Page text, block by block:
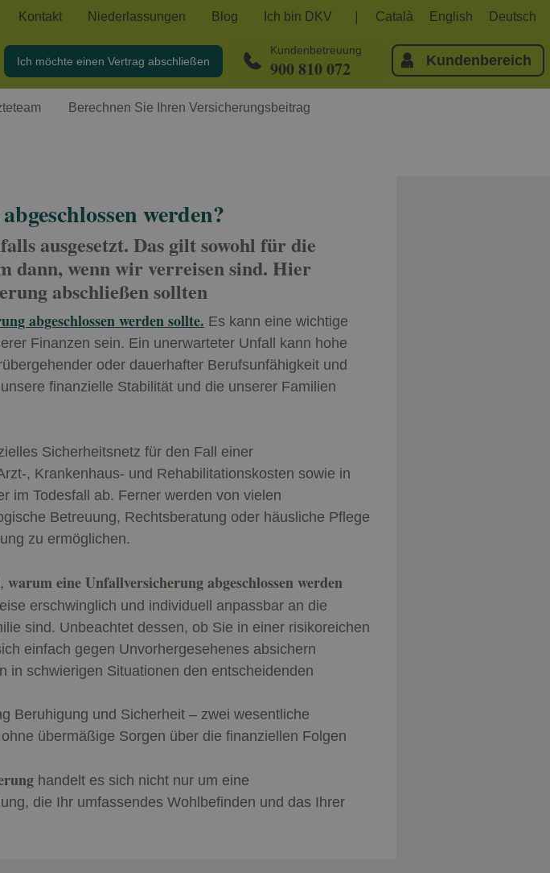
Kontakt Niederlassungen Blog Ich bin DKV Català English Deutsch
Ich möchte einen Vertrag abschließen
Kundenbetreuung
900 810 072 Kundenbereich
Berechnen Sie Ihren Versicherungsbeitrag
werden?
ausgesetzt. Das gilt sowohl für die
dann, wenn wir verreisen sind. Hier
abschließen sollten
abgeschlossen werden sollte. Es kann eine wichtige
Finanzen sein. Ein unerwarteter Unfall kann hohe
oder dauerhafter Berufsunfähigkeit und
finanzielle Stabilität und die unserer Familien
Sicherheitsnetz für den Fall einer
, Krankenhaus- und Rehabilitationskosten sowie in
im Todesfall ab. Ferner werden von vielen
Betreuung, Rechtsberatung oder häusliche Pflege
zu ermöglichen.
warum eine Unfallversicherung abgeschlossen werden
erschwinglich und individuell anpassbar an die
sind. Unbeachtet dessen, ob Sie in einer risikoreichen
einfach gegen Unvorhergesehenes absichern
in schwierigen Situationen den entscheidenden
Beruhigung und Sicherheit – zwei wesentliche
übermäßige Sorgen über die finanziellen Folgen
handelt es sich nicht nur um eine
die Ihr umfassendes Wohlbefinden und das Ihrer